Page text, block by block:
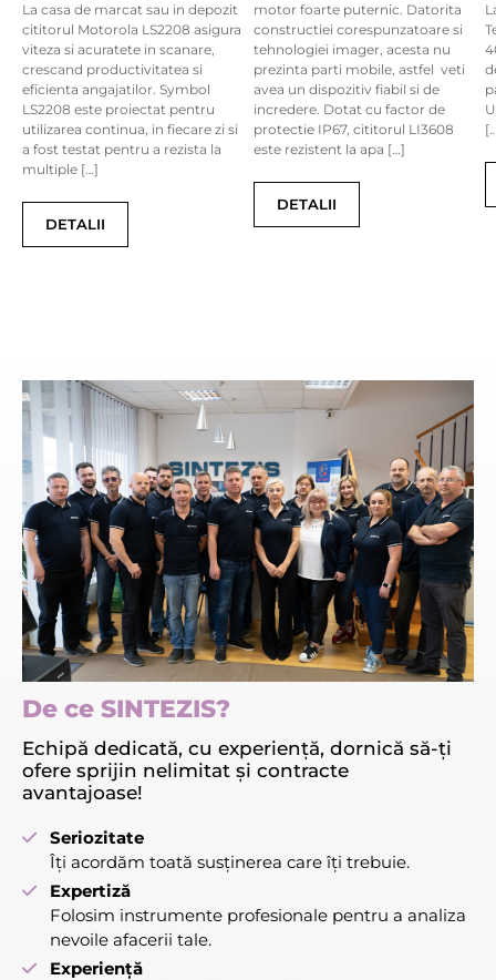
La casa de marcat sau in depozit
cititorul Motorola LS2208 asigura
viteza si acuratete in scanare,
crescand productivitatea si
eficienta angajatilor. Symbol
LS2208 este proiectat pentru
utilizarea continua, in fiecare zi si
a fost testat pentru a rezista la
multiple […]
DETALII
motor foarte puternic. Datorita
constructiei corespunzatoare si
tehnologiei imager, acesta nu
prezinta parti mobile, astfel veti
avea un dispozitiv fiabil si de
incredere. Dotat cu factor de
protectie IP67, cititorul LI3608
este rezistent la apa […]
DETALII
De ce SINTEZIS?
Echipă dedicată, cu experiență, dornică să-ți
ofere sprijin nelimitat și contracte
avantajoase!
Seriozitate
Îți acordăm toată susținerea care îți trebuie.
Expertiză
Folosim instrumente profesionale pentru a analiza
nevoile afacerii tale.
Experiență